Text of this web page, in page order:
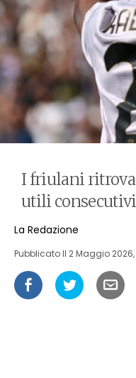
I friulani
utili
La Redazione
Pubblicato Il 2 Maggio 2026,